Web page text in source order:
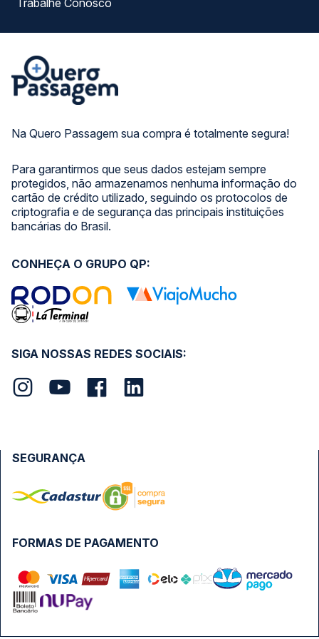
Na Quero Passagem sua compra é totalmente segura!
Para garantirmos que seus dados estejam sempre
protegidos, não armazenamos nenhuma informação do
cartão de crédito utilizado, seguindo os protocolos de
criptografia e de segurança das principais instituições
bancárias do Brasil.
Trabalhe Conosco
SIGA NOSSAS REDES SOCIAIS:
CONHEÇA O GRUPO QP:
FORMAS DE PAGAMENTO
SEGURANÇA